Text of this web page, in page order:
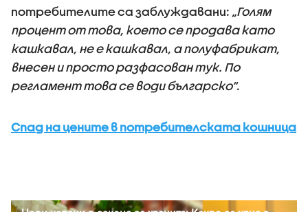
потребителите са заблуждавани: „Голям
процент от това, което се продава като
кашкавал, не е кашкавал, а полуфабрикат,
внесен и просто разфасован тук. По
регламент това се води българско“.
Спад на цените в потребителската кошница